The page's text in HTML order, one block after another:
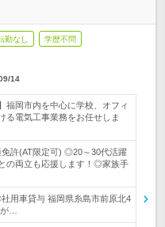
勤なし 学歴不問
14
福岡市内を中心に学校、オフィ
る電気工事業務をお任せしま
免許(AT限定可) ◎20～30代活躍
の両立も応援します！◎家族手
用車貸与 福岡県糸島市前原北4
…